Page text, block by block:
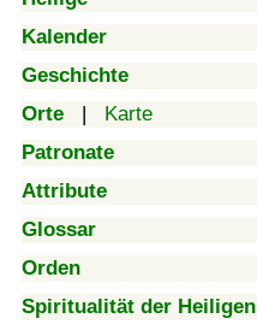
Kalender
Geschichte
Orte | Karte
Patronate
Attribute
Glossar
Orden
Spiritualität der Heiligen